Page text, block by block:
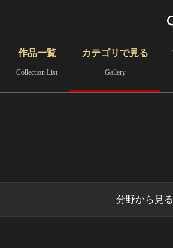
さらに詳細検索
作品一覧
Collection List
カテゴリで見る
Gallery
分野から見る